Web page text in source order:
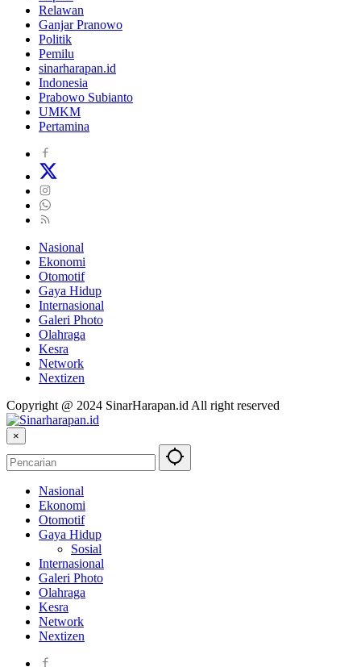
Relawan
Ganjar Pranowo
Politik
Pemilu
sinarharapan.id
Indonesia
Prabowo Subianto
UMKM
Pertamina
Nasional
Ekonomi
Otomotif
Gaya Hidup
Internasional
Galeri Photo
Olahraga
Kesra
Network
Nextizen
Copyright @ 2024 SinarHarapan.id All right reserved
×
Nasional
Ekonomi
Otomotif
Gaya Hidup
Sosial
Internasional
Galeri Photo
Olahraga
Kesra
Network
Nextizen